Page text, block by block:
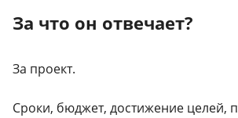
За что он отвечает?
За проект.
Сроки, бюджет, достижение целей,